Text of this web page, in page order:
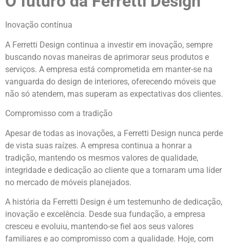
Inovação contínua
A Ferretti Design continua a investir em inovação, sempre
buscando novas maneiras de aprimorar seus produtos e
serviços. A empresa está comprometida em manter-se na
vanguarda do design de interiores, oferecendo móveis que
não só atendem, mas superam as expectativas dos clientes.
Compromisso com a tradição
Apesar de todas as inovações, a Ferretti Design nunca perde
de vista suas raízes. A empresa continua a honrar a
tradição, mantendo os mesmos valores de qualidade,
integridade e dedicação ao cliente que a tornaram uma líder
no mercado de móveis planejados.
A história da Ferretti Design é um testemunho de dedicação,
inovação e excelência. Desde sua fundação, a empresa
cresceu e evoluiu, mantendo-se fiel aos seus valores
familiares e ao compromisso com a qualidade. Hoje, com